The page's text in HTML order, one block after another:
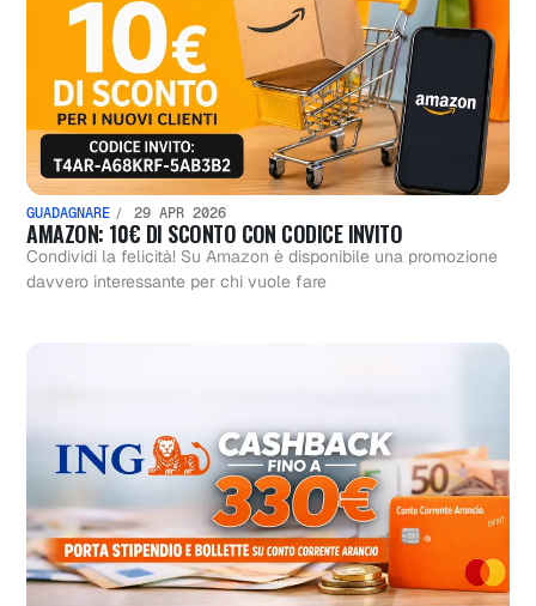
GUADAGNARE 29 APR 2026
AMAZON: 10€ DI SCONTO CON CODICE INVITO
Condividi la felicità! Su Amazon è disponibile una promozione
davvero interessante per chi vuole fare